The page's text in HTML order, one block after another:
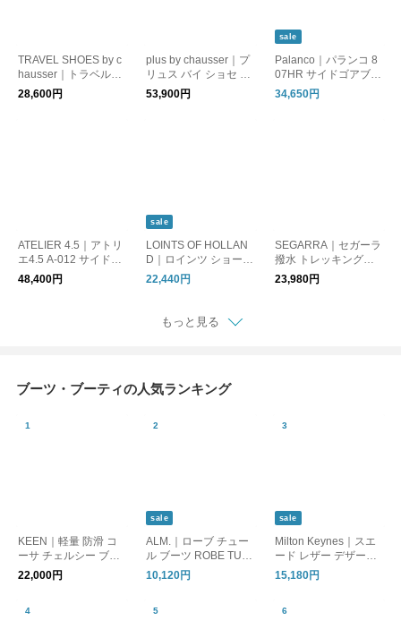
TRAVEL SHOES by c
hausser｜トラベルシ
ューズ バイ ショセ TR
-005 サイドゴアブー
28,600円
plus by chausser｜プ
リュス バイ ショセ P
C-5035 チャッカブー
53,900円
sale
Palanco｜パランコ 8
07HR サイドゴアブー
ツ ハーフラバー仕様
34,650円
ATELIER 4.5｜アトリ
エ4.5 A-012 サイドゴ
アブーツ
48,400円
sale
LOINTS OF HOLLAN
D｜ロインツ ショート
ブーツ VREDENHEIM
37534 FUSION
22,440円
SEGARRA｜セガーラ
撥水 トレッキングブ
ーツ 6200
23,980円
もっと見る
ブーツ・ブーティの人気ランキング
KEEN｜軽量 防滑 コ
ーサ チェルシー ブー
ツ KOSA CHELSEA k
osa-chelsea
22,000円
sale
ALM.｜ローブ チュー
ル ブーツ ROBE TULL
E BOOTS シアー ショ
ートブーツ スクエア
ル シューズ アルム
10,120円
sale
Milton Keynes｜スエ
ード レザー デザート
ブーツ 9852-1746l
15,180円